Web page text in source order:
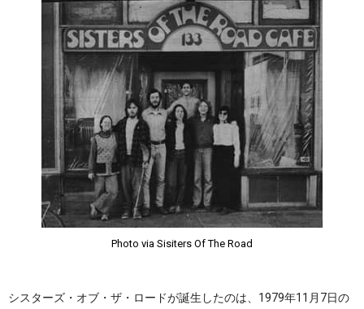
Photo via Sisiters Of The Road
シスターズ・オブ・ザ・ロードが誕生したのは、1979年11月7日の